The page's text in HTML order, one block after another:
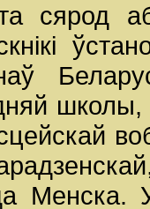
сярод
школы,
Менска.